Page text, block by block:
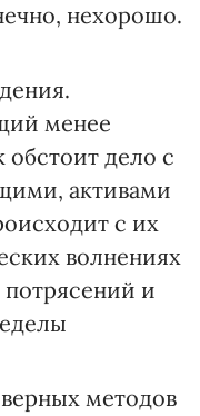
нехорошо.
менее
обстоит дело с
активами
с их
волнениях
потрясений и
методов